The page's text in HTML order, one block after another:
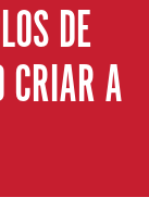
DE
CRIAR A